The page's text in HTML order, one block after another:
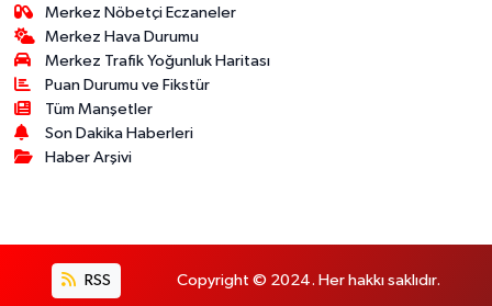
Merkez Nöbetçi Eczaneler
Merkez Hava Durumu
Merkez Trafik Yoğunluk Haritası
Puan Durumu ve Fikstür
Tüm Manşetler
Son Dakika Haberleri
Haber Arşivi
RSS Copyright © 2024. Her hakkı saklıdır.